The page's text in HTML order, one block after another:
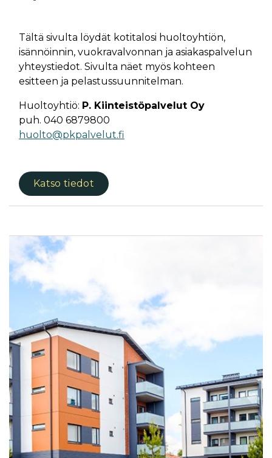
Tältä sivulta löydät kotitalosi huoltoyhtiön,
isännöinnin, vuokravalvonnan ja asiakaspalvelun
yhteystiedot. Sivulta näet myös kohteen
esitteen ja pelastussuunnitelman.
Huoltoyhtiö: P. Kiinteistöpalvelut Oy
puh. 040 6879800
huolto@pkpalvelut.fi
Katso tiedot